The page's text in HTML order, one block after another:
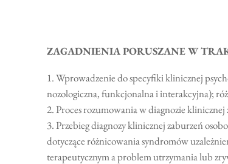
ZAGADNIENIA PORUSZANE W
Wprowadzenie do specyfiki klinicznej
nozologiczna, funkcjonalna i interakcyjna);
Proces rozumowania w diagnozie
Przebieg diagnozy klinicznej zaburzeń
dotyczące różnicowania syndromów
terapeutycznym a problem utrzymania lub